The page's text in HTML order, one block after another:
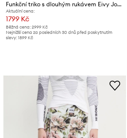
Funkční triko s dlouhým rukávem Eivy Journey Wool
Aktuální cena:
1799 Kč
Běžná cena: 2999 Kč
Nejnižší cena za posledních 30 dnů před poskytnutím
slevy: 1899 Kč